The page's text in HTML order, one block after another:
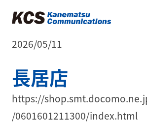
2026/05/11
長居店
https://
/0601601211300/index.html